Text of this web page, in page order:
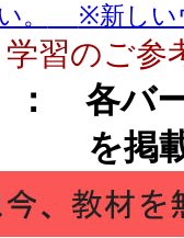
い。
※新しい
学習のご参
各バー
を掲